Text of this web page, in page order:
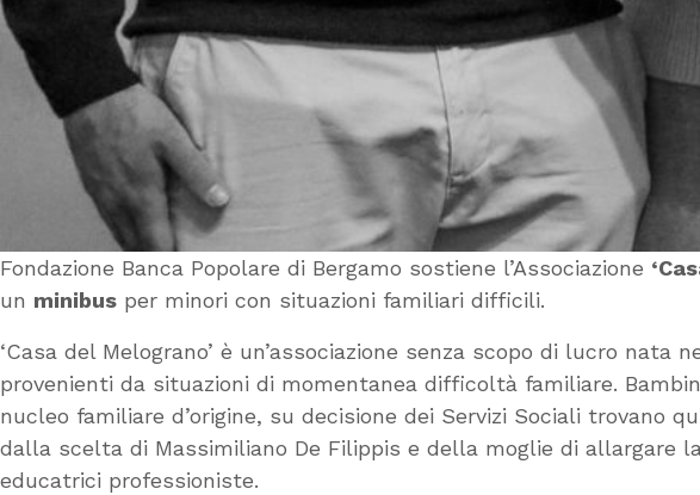
Fondazione Banca Popolare di Bergamo sostiene l’Associazione
un minibus per minori con situazioni familiari difficili.
‘Casa del Melograno’ è un’associazione senza scopo di lucro nata
provenienti da situazioni di momentanea difficoltà familiare.
nucleo familiare d’origine, su decisione dei Servizi Sociali
dalla scelta di Massimiliano De Filippis e della moglie di allargare
educatrici professioniste.